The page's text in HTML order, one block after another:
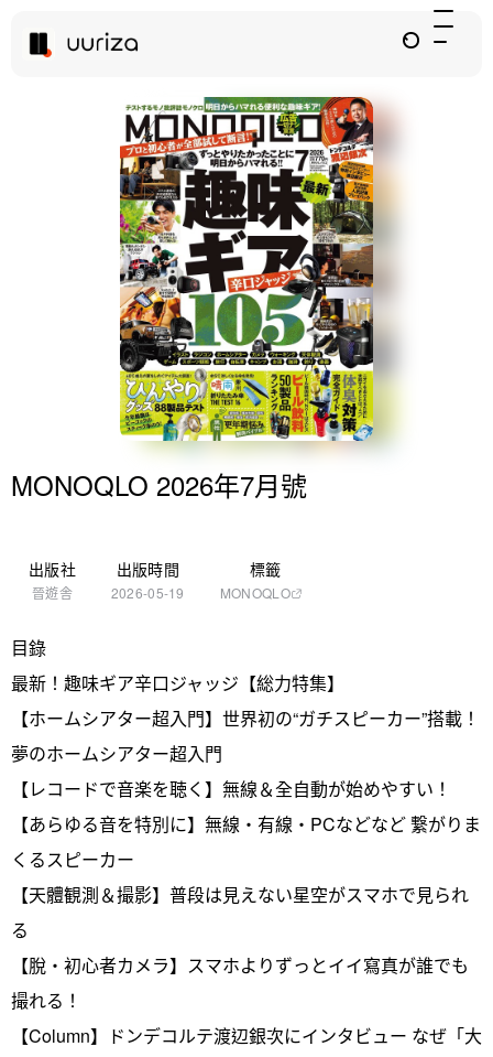
MONOQLO 2026年7月號
出版社
晉遊舎
出版時間
2026-05-19
標籤
MONOQLO
目錄
最新！趣味ギア辛口ジャッジ【総力特集】
【ホームシアター超入門】世界初の“ガチスピーカー”搭載！
夢のホームシアター超入門
【レコードで音楽を聴く】無線＆全自動が始めやすい！
【あらゆる音を特別に】無線・有線・PCなどなど 繋がりま
くるスピーカー
【天體観測＆撮影】普段は見えない星空がスマホで見られ
る
【脫・初心者カメラ】スマホよりずっとイイ寫真が誰でも
撮れる！
【Column】ドンデコルテ渡辺銀次にインタビュー なぜ「大